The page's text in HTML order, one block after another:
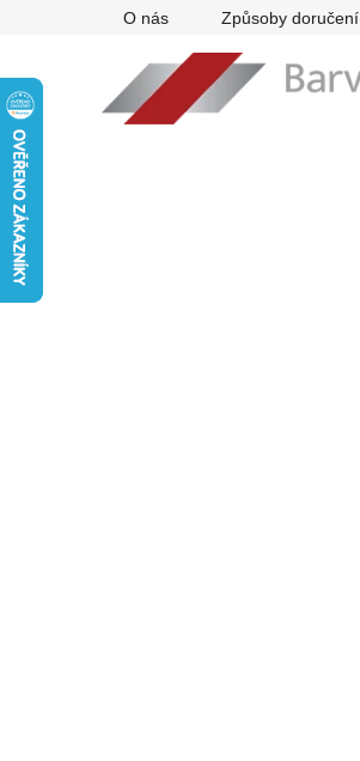
O nás Způsoby doručení